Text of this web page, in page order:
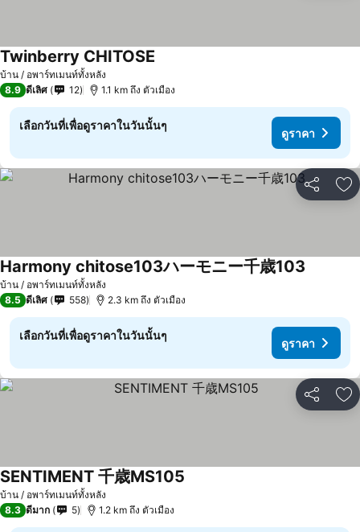
บ้าน / อพาร์ทเมนท์ทั้งหลัง
Twinberry CHITOSE
8.9 ดีเลิศ 12 1.1 km ถึง ตัวเมือง
เลือกวันที่เพื่อดูราคาในวันนั้นๆ
ดูราคา
แชร์ เ
บ้าน / อพาร์ทเมนท์ทั้งหลัง
Harmony chitose103ハーモニー千歳103
8.5 ดีเลิศ 558 2.3 km ถึง ตัวเมือง
เลือกวันที่เพื่อดูราคาในวันนั้นๆ
ดูราคา
แชร์ เ
บ้าน / อพาร์ทเมนท์ทั้งหลัง
SENTIMENT 千歳MS105
8.3 ดีมาก 5 1.2 km ถึง ตัวเมือง